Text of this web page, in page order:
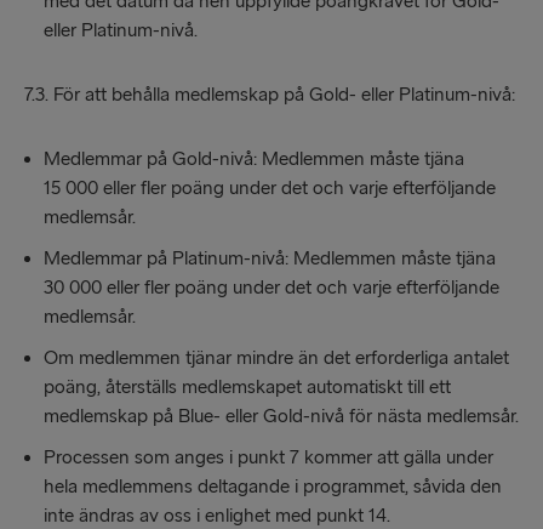
eller Platinum-nivå.
7.3. För att behålla medlemskap på Gold- eller Platinum-nivå:
Medlemmar på Gold-nivå: Medlemmen måste tjäna
15 000 eller fler poäng under det och varje efterföljande
medlemsår.
Medlemmar på Platinum-nivå: Medlemmen måste tjäna
30 000 eller fler poäng under det och varje efterföljande
medlemsår.
Om medlemmen tjänar mindre än det erforderliga antalet
poäng, återställs medlemskapet automatiskt till ett
medlemskap på Blue- eller Gold-nivå för nästa medlemsår.
Processen som anges i punkt 7 kommer att gälla under
hela medlemmens deltagande i programmet, såvida den
inte ändras av oss i enlighet med punkt 14.